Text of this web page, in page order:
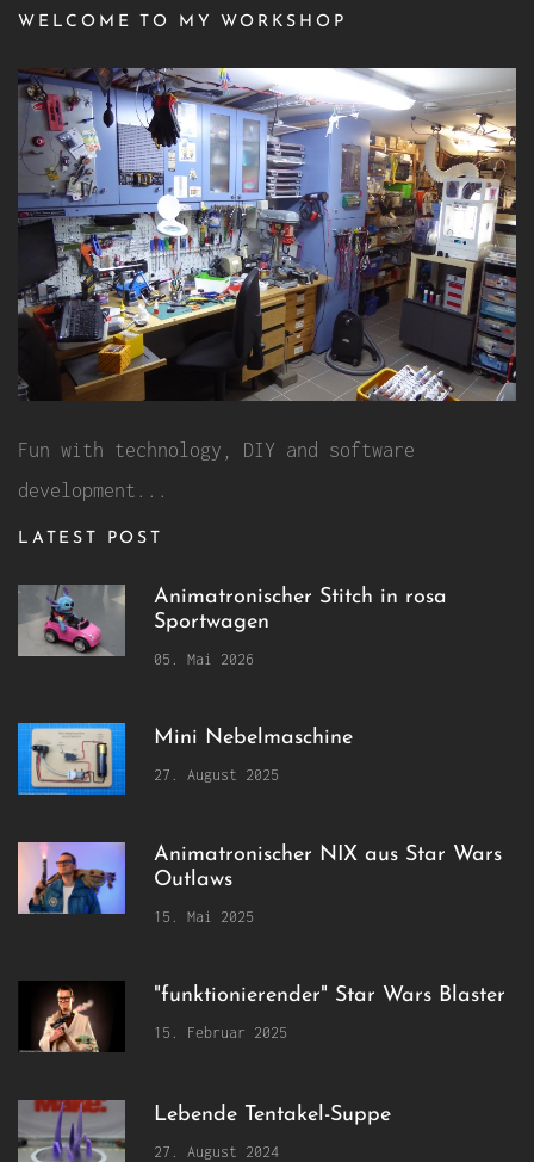
WELCOME TO MY WORKSHOP
Fun with technology, DIY and software
development...
LATEST POST
Animatronischer Stitch in rosa
Sportwagen
05. Mai 2026
Mini Nebelmaschine
27. August 2025
Animatronischer NIX aus Star Wars
Outlaws
15. Mai 2025
"funktionierender" Star Wars Blaster
15. Februar 2025
Lebende Tentakel-Suppe
27. August 2024